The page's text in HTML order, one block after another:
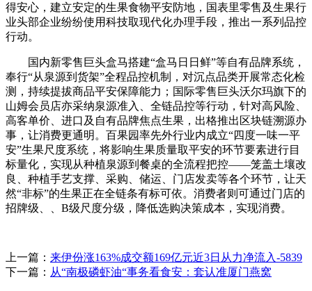
得安心，建立安定的生果食物平安防地，国表里零售及生果行
业头部企业纷纷使用科技取现代化办理手段，推出一系列品控
行动。
国内新零售巨头盒马搭建“盒马日日鲜”等自有品牌系统，
奉行“从泉源到货架”全程品控机制，对沉点品类开展常态化检
测，持续提拔商品平安保障能力；国际零售巨头沃尔玛旗下的
山姆会员店亦采纳泉源准入、全链品控等行动，针对高风险、
高客单价、进口及自有品牌焦点生果，出格推出区块链溯源办
事，让消费更通明。百果园率先外行业内成立“四度一味一平
安”生果尺度系统，将影响生果质量取平安的环节要素进行目
标量化，实现从种植泉源到餐桌的全流程把控——笼盖土壤改
良、种植手艺支撑、采购、储运、门店发卖等各个环节，让天
然“非标”的生果正在全链条有标可依。消费者则可通过门店的
招牌级、、B级尺度分级，降低选购决策成本，实现消费。
上一篇： 来伊份涨163%成交额169亿元近3日从力净流入-5839
下一篇： 从“南极磷虾油“事务看食安：套认准厦门燕窝